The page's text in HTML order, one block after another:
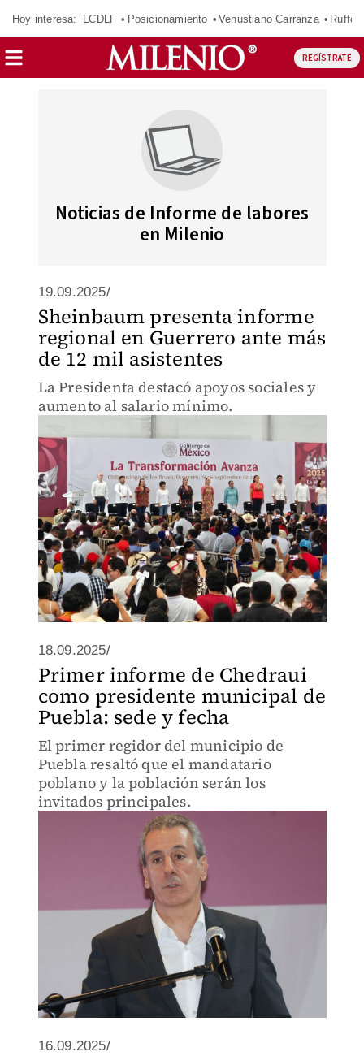
Hoy interesa: LCDLF Posicionamiento Venustiano Carranza Ruffo
REGÍSTRATE
Noticias de Informe de labores
en Milenio
19.09.2025/
Sheinbaum presenta informe
regional en Guerrero ante más
de 12 mil asistentes
La Presidenta destacó apoyos sociales y
aumento al salario mínimo.
18.09.2025/
Primer informe de Chedraui
como presidente municipal de
Puebla: sede y fecha
El primer regidor del municipio de
Puebla resaltó que el mandatario
poblano y la población serán los
invitados principales.
16.09.2025/